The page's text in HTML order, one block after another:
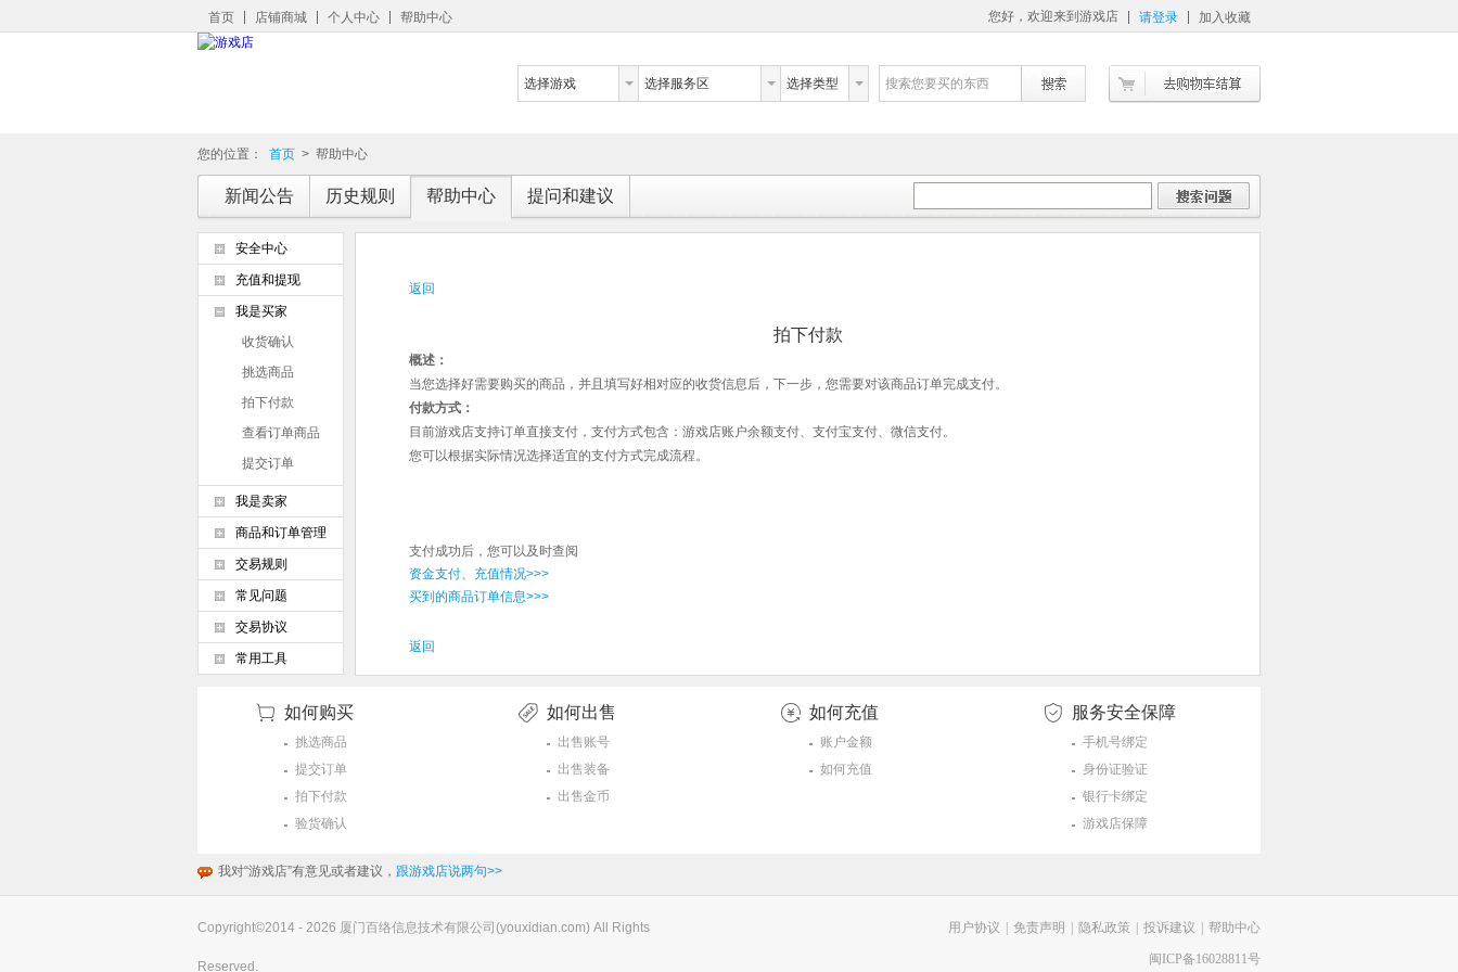
您好，欢迎来到游戏店 请登录 加入收藏
首页 店铺商城 个人中心 帮助中心
选择游戏 选择服务区 选择类型 搜索您要买的东西
您的位置： 首页 > 帮助中心
新闻公告 历史规则 帮助中心 提问和建议
返回
拍下付款
概述：
当您选择好需要购买的商品，并且填写好相对应的收货信息后，下一步，您需要对该商品订单完成支付。
付款方式：
目前游戏店支持订单直接支付，支付方式包含：游戏店账户余额支付、支付宝支付、微信支付。
您可以根据实际情况选择适宜的支付方式完成流程。
支付成功后，您可以及时查阅
资金支付、充值情况>>>
买到的商品订单信息>>>
返回
安全中心
充值和提现
我是买家
收货确认
挑选商品
拍下付款
查看订单商品
提交订单
我是卖家
商品和订单管理
交易规则
常见问题
交易协议
常用工具
如何购买
挑选商品
提交订单
拍下付款
验货确认
如何出售
出售账号
出售装备
出售金币
如何充值
账户金额
如何充值
服务安全保障
手机号绑定
身份证验证
银行卡绑定
游戏店保障
我对“游戏店”有意见或者建议， 跟游戏店说两句>>
Copyright©2014 - 2026 厦门百络信息技术有限公司(youxidian.com) All Rights
Reserved.
帮助中心
投诉建议
隐私政策
免责声明
用户协议
闽ICP备16028811号